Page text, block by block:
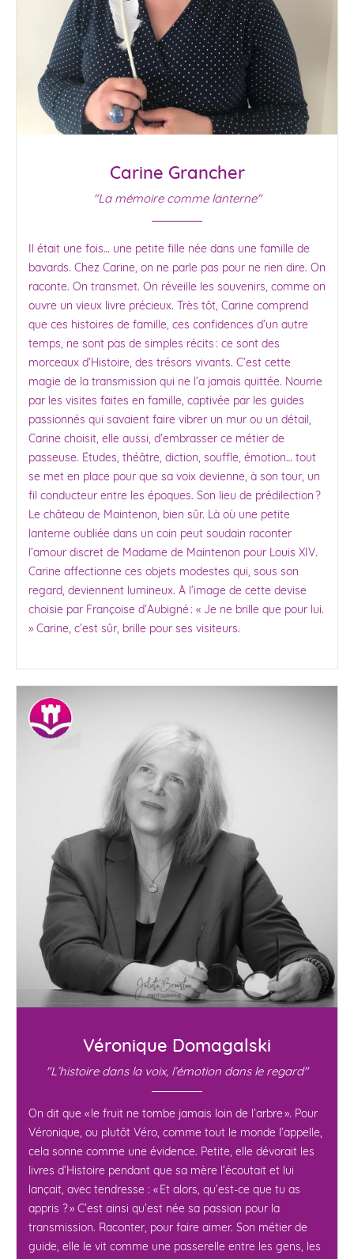
Carine Grancher
"La mémoire comme lanterne"
Il était une fois… une petite fille née dans une famille de
bavards. Chez Carine, on ne parle pas pour ne rien dire. On
raconte. On transmet. On réveille les souvenirs, comme on
ouvre un vieux livre précieux. Très tôt, Carine comprend
que ces histoires de famille, ces confidences d’un autre
temps, ne sont pas de simples récits : ce sont des
morceaux d’Histoire, des trésors vivants. C’est cette
magie de la transmission qui ne l’a jamais quittée. Nourrie
par les visites faites en famille, captivée par les guides
passionnés qui savaient faire vibrer un mur ou un détail,
Carine choisit, elle aussi, d’embrasser ce métier de
passeuse. Études, théâtre, diction, souffle, émotion… tout
se met en place pour que sa voix devienne, à son tour, un
fil conducteur entre les époques. Son lieu de prédilection ?
Le château de Maintenon, bien sûr. Là où une petite
lanterne oubliée dans un coin peut soudain raconter
l’amour discret de Madame de Maintenon pour Louis XIV.
Carine affectionne ces objets modestes qui, sous son
regard, deviennent lumineux. À l’image de cette devise
choisie par Françoise d’Aubigné : « Je ne brille que pour lui.
» Carine, c’est sûr, brille pour ses visiteurs.
Véronique Domagalski
"L’histoire dans la voix, l’émotion dans le regard"
On dit que « le fruit ne tombe jamais loin de l’arbre ». Pour
Véronique, ou plutôt Véro, comme tout le monde l’appelle,
cela sonne comme une évidence. Petite, elle dévorait les
livres d’Histoire pendant que sa mère l’écoutait et lui
lançait, avec tendresse : « Et alors, qu’est-ce que tu as
appris ? » C’est ainsi qu’est née sa passion pour la
transmission. Raconter, pour faire aimer. Son métier de
guide, elle le vit comme une passerelle entre les gens, les